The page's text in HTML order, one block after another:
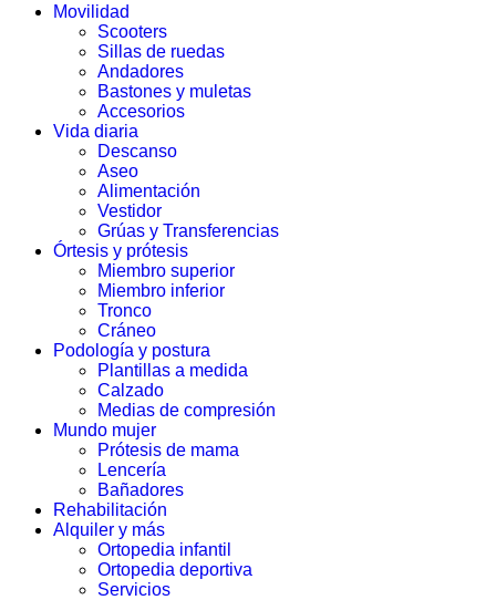
Movilidad
Scooters
Sillas de ruedas
Andadores
Bastones y muletas
Accesorios
Vida diaria
Descanso
Aseo
Alimentación
Vestidor
Grúas y Transferencias
Órtesis y prótesis
Miembro superior
Miembro inferior
Tronco
Cráneo
Podología y postura
Plantillas a medida
Calzado
Medias de compresión
Mundo mujer
Prótesis de mama
Lencería
Bañadores
Rehabilitación
Alquiler y más
Ortopedia infantil
Ortopedia deportiva
Servicios